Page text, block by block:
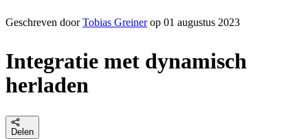
Geschreven doorTobias Greinerop 01 augustus 2023
Integratie met dynamisch
herladen
Delen